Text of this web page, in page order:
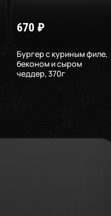
670 ₽
Бургер с куриным филе,
беконом и сыром
чеддер,370г